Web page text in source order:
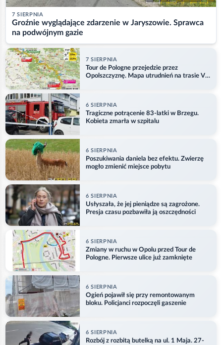
7 SIERPNIA
Groźnie wyglądające zdarzenie w Jaryszowie. Sprawca
na podwójnym gazie
7 SIERPNIA
Tour de Pologne przejedzie przez
Opolszczyznę. Mapa utrudnień na trasie V
6 SIERPNIA
Tragiczne potrącenie 83-latki w Brzegu.
Kobieta zmarła w szpitalu
6 SIERPNIA
Poszukiwania daniela bez efektu. Zwierzę
mogło zmienić miejsce pobytu
6 SIERPNIA
Usłyszała, że jej pieniądze są zagrożone.
Presja czasu pozbawiła ją oszczędności
6 SIERPNIA
Zmiany w ruchu w Opolu przed Tour de
Pologne. Pierwsze ulice już zamknięte
6 SIERPNIA
Ogień pojawił się przy remontowanym
bloku. Policjanci rozpoczęli gaszenie
6 SIERPNIA
Rozbój z rozbitą butelką na ul. 1 Maja. 27-